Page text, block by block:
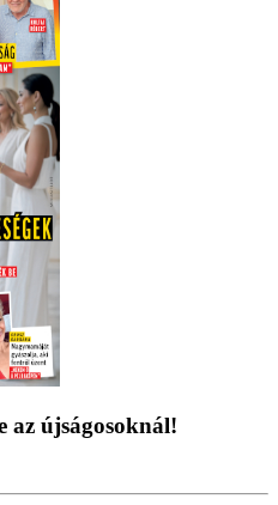
az újságosoknál!